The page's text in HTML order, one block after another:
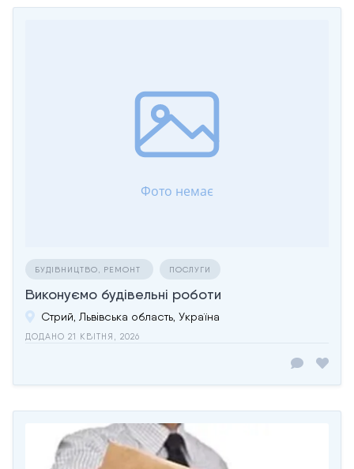
БУДІВНИЦТВО, РЕМОНТ ПОСЛУГИ
Виконуємо будівельні роботи
Стрий, Львівська область, Україна
ДОДАНО 21 КВІТНЯ, 2026